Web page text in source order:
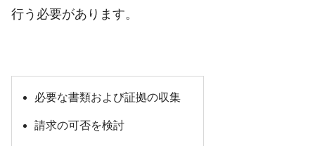
行う必要があります。
必要な書類および証拠の収集
請求の可否を検討